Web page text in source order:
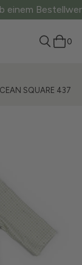
von 60 €!
0
SQUARE 437